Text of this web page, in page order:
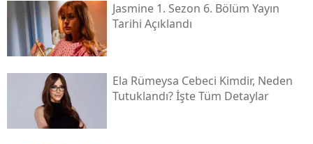
Jasmine 1. Sezon 6. Bölüm Yayın
Tarihi Açıklandı
Ela Rümeysa Cebeci Kimdir, Neden
Tutuklandı? İşte Tüm Detaylar